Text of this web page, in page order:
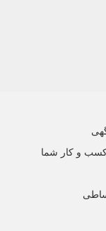
و کار شما